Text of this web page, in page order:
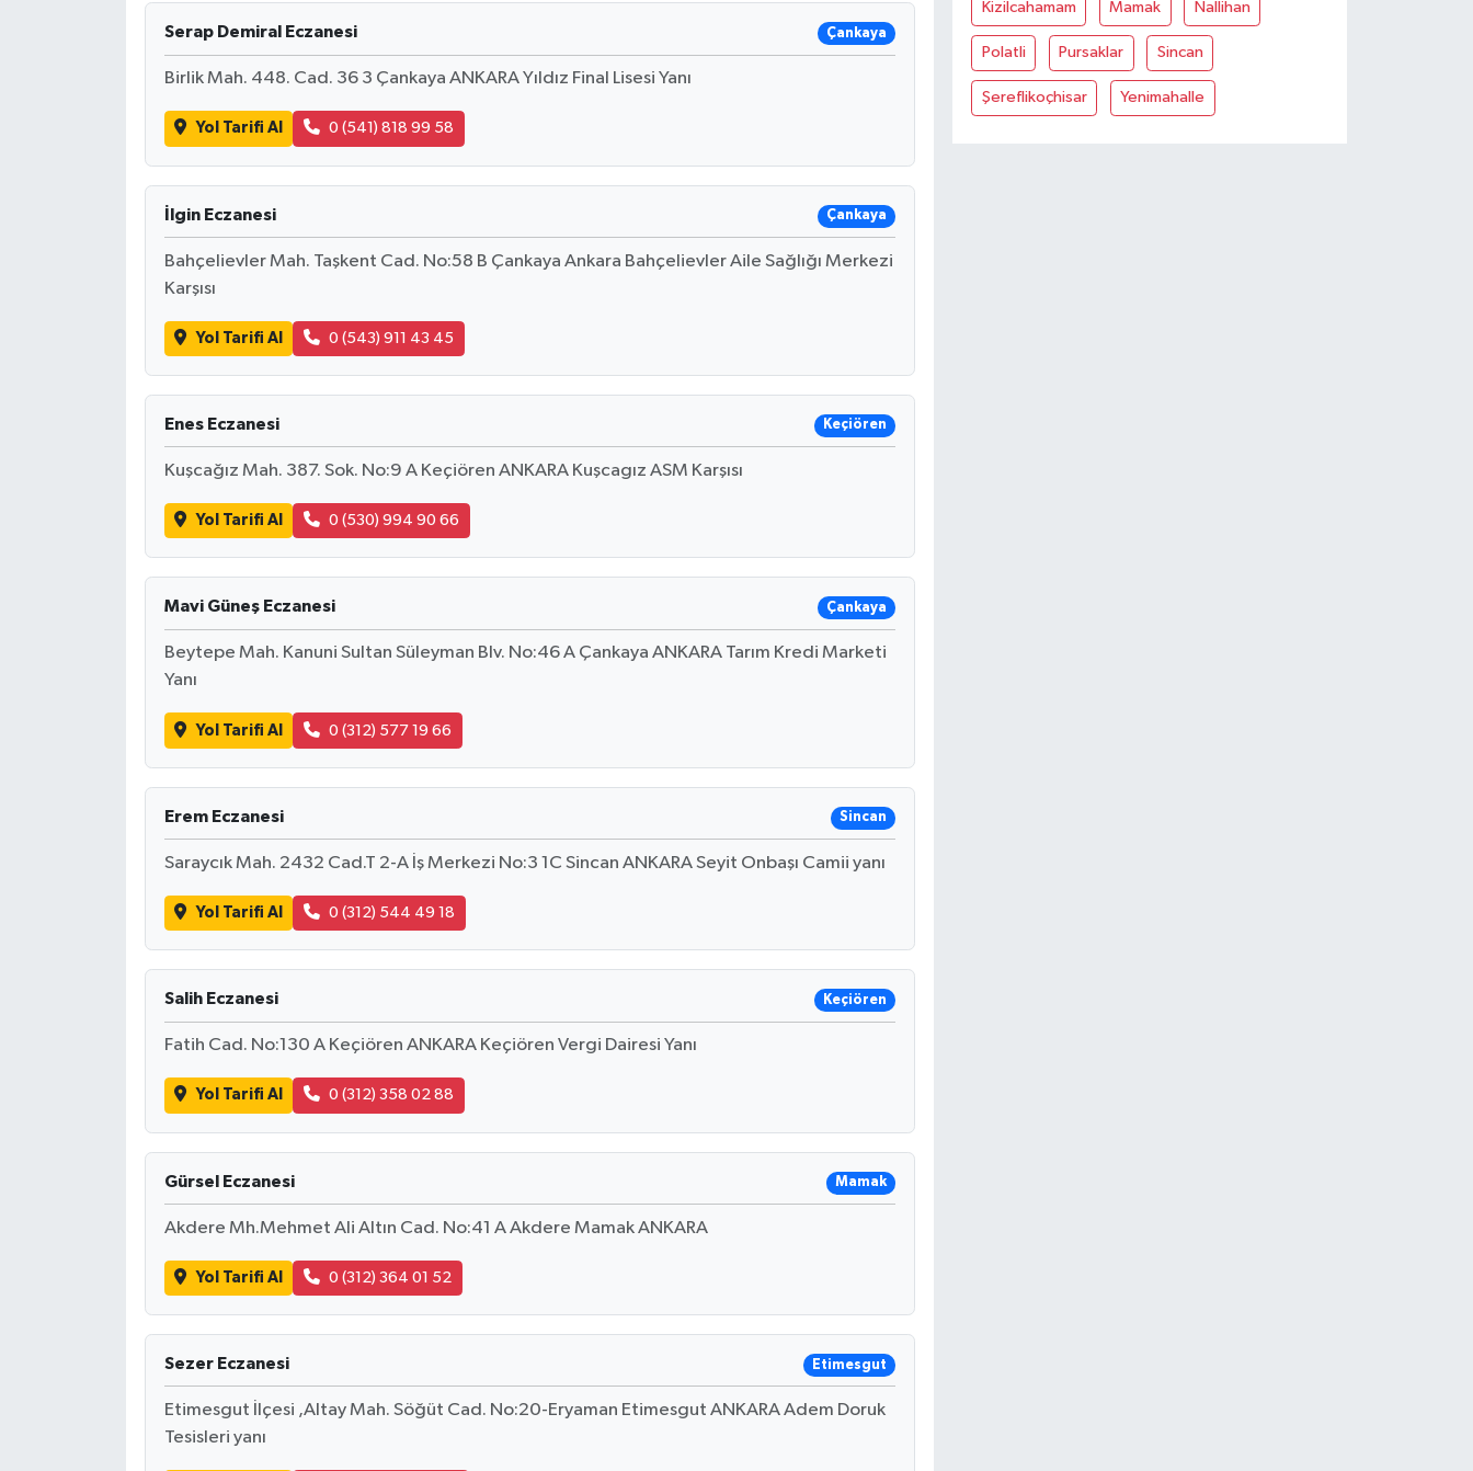
Serap Demiral Eczanesi Çankaya
Birlik Mah. 448. Cad. 36 3 Çankaya ANKARA Yıldız Final Lisesi Yanı
Yol Tarifi Al 0 (541) 818 99 58
İlgin Eczanesi Çankaya
Bahçelievler Mah. Taşkent Cad. No:58 B Çankaya Ankara Bahçelievler Aile Sağlığı Merkezi
Karşısı
Yol Tarifi Al 0 (543) 911 43 45
Enes Eczanesi Keçiören
Kuşcağız Mah. 387. Sok. No:9 A Keçiören ANKARA Kuşcagız ASM Karşısı
Yol Tarifi Al 0 (530) 994 90 66
Mavi Güneş Eczanesi Çankaya
Beytepe Mah. Kanuni Sultan Süleyman Blv. No:46 A Çankaya ANKARA Tarım Kredi Marketi
Yanı
Yol Tarifi Al 0 (312) 577 19 66
Erem Eczanesi Sincan
Saraycık Mah. 2432 Cad.T 2-A İş Merkezi No:3 1C Sincan ANKARA Seyit Onbaşı Camii yanı
Yol Tarifi Al 0 (312) 544 49 18
Salih Eczanesi Keçiören
Fatih Cad. No:130 A Keçiören ANKARA Keçiören Vergi Dairesi Yanı
Yol Tarifi Al 0 (312) 358 02 88
Gürsel Eczanesi Mamak
Akdere Mh.Mehmet Ali Altın Cad. No:41 A Akdere Mamak ANKARA
Yol Tarifi Al 0 (312) 364 01 52
Sezer Eczanesi Etimesgut
Etimesgut İlçesi ,Altay Mah. Söğüt Cad. No:20-Eryaman Etimesgut ANKARA Adem Doruk
Tesisleri yanı
Kizilcahamam Mamak Nallihan
Polatli Pursaklar Sincan
Şereflikoçhisar Yenimahalle